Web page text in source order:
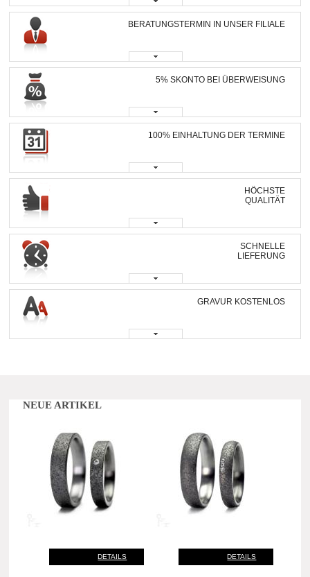
BERATUNGSTERMIN IN UNSER FILIALE
5% SKONTO BEI ÜBERWEISUNG
100% EINHALTUNG DER TERMINE
HÖCHSTE
QUALITÄT
SCHNELLE
LIEFERUNG
GRAVUR KOSTENLOS
NEUE ARTIKEL
DETAILS DETAILS